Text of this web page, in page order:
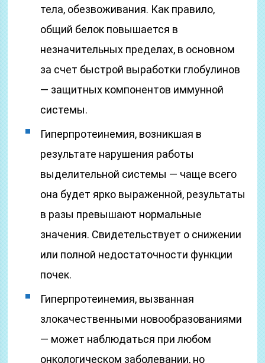
тела, обезвоживания. Как правило,
общий белок повышается в
незначительных пределах, в основном
за счет быстрой выработки глобулинов
— защитных компонентов иммунной
системы.
Гиперпротеинемия, возникшая в
результате нарушения работы
выделительной системы — чаще всего
она будет ярко выраженной, результаты
в разы превышают нормальные
значения. Свидетельствует о снижении
или полной недостаточности функции
почек.
Гиперпротеинемия, вызванная
злокачественными новообразованиями
— может наблюдаться при любом
онкологическом заболевании, но